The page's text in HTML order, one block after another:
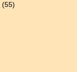
(55)